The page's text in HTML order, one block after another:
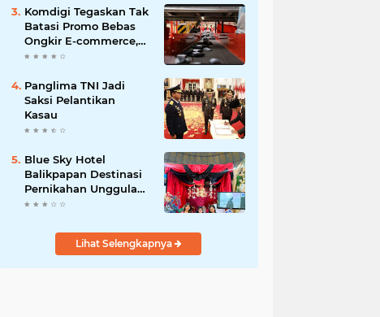
Selamat Idul Fitri 1445
H
Komdigi Tegaskan Tak
Batasi Promo Bebas
Ongkir E-commerce,
tapi Perusahaan Kurir
Panglima TNI Jadi
Saksi Pelantikan
Kasau
Blue Sky Hotel
Balikpapan Destinasi
Pernikahan Unggulan
di Kalimantan Timur
Lihat Selengkapnya